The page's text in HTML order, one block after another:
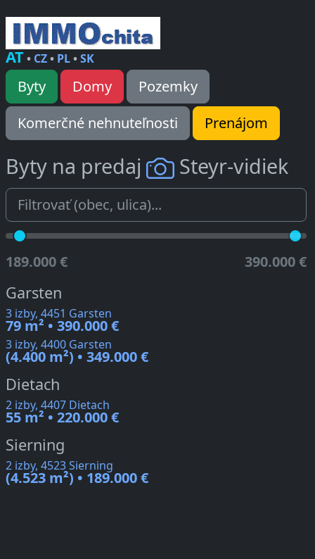
AT• CZ• PL•SK
Byty Domy
Pozemky
Komerčné nehnuteľnosti
Prenájom
Byty na predaj Steyr-vidiek
189.000 € 390.000 €
Garsten
3 izby, 4451 Garsten
79 m² • 390.000 €
3 izby, 4400 Garsten
(4.400 m²) • 349.000 €
Dietach
2 izby, 4407 Dietach
55 m² • 220.000 €
Sierning
2 izby, 4523 Sierning
(4.523 m²) • 189.000 €